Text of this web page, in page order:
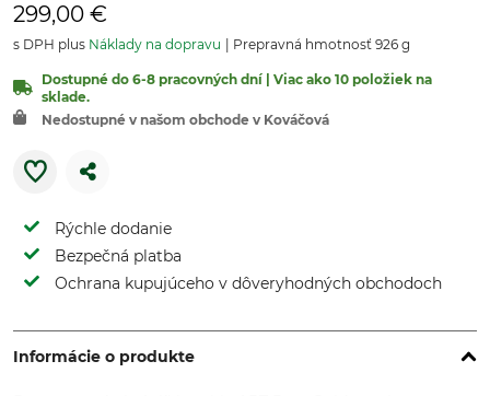
299,00 €
s DPH plus Náklady na dopravu Prepravná hmotnosť 926 g
Dostupné do 6-8 pracovných dní | Viac ako 10 položiek na
sklade.
Nedostupné v našom obchode v Kováčová
Rýchle dodanie
Bezpečná platba
Ochrana kupujúceho v dôveryhodných obchodoch
Informácie o produkte